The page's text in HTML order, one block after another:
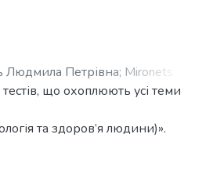
первинної профілактики, що
Мета даної програми
Вона передбачає 10 занять
трьох головних здатностей:
навички.
Людмила Петрівна; Mironets
що охоплюють усі теми
та здоров’я людини)».